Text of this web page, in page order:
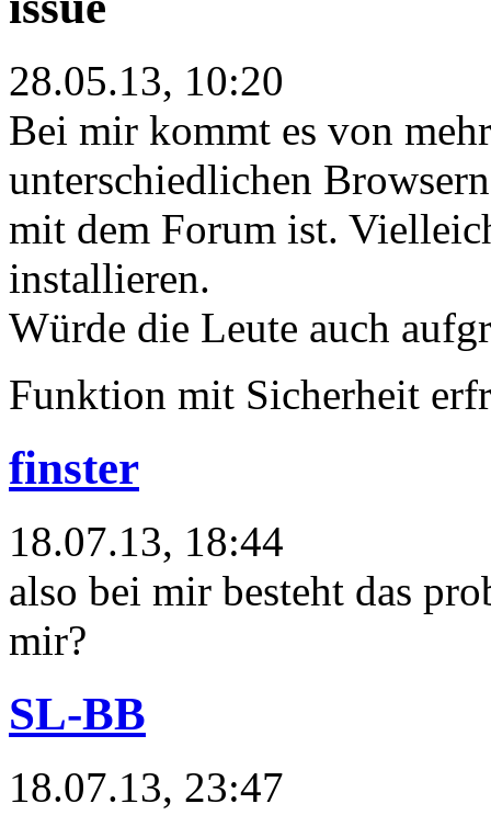
28.05.13, 10:20
Bei mir kommt es von
unterschiedlichen
mit dem Forum ist.
installieren.
Würde die Leute auch
Funktion mit Sicherheit
finster
18.07.13, 18:44
also bei mir besteht das
mir?
SL-BB
18.07.13, 23:47